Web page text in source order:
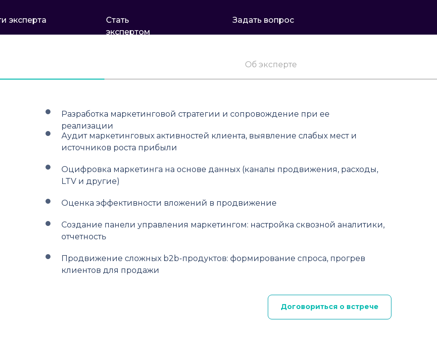
Задать вопрос
эксперта
Стать
экспертом
Об эксперте
Разработка маркетинговой стратегии и сопровождение при ее
реализации
Аудит маркетинговых активностей клиента, выявление слабых мест и
источников роста прибыли
Оцифровка маркетинга на основе данных (каналы продвижения, расходы,
LTV и другие)
Оценка эффективности вложений в продвижение
Создание панели управления маркетингом: настройка сквозной аналитики,
отчетность
Договориться о встрече
Продвижение сложных b2b-продуктов: формирование спроса, прогрев
клиентов для продажи